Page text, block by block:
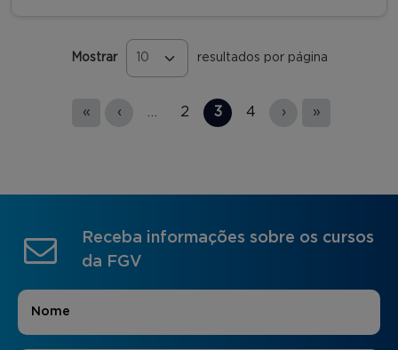
Mostrar resultados por página
« ‹ 2 3 4 › »
Receba informações sobre os cursos
da FGV
Nome